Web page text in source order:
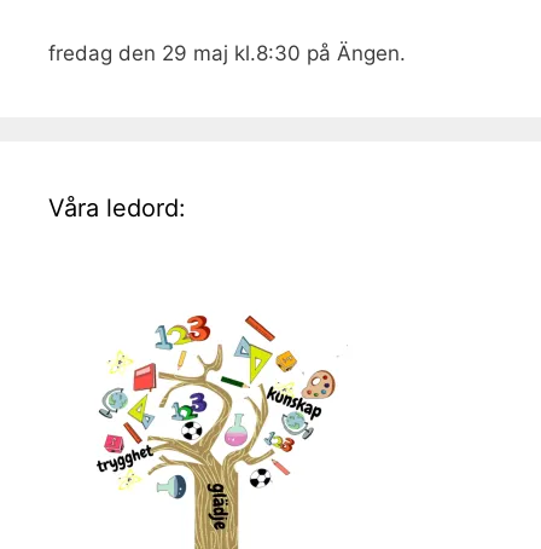
fredag den 29 maj kl.8:30 på Ängen.
Våra ledord: